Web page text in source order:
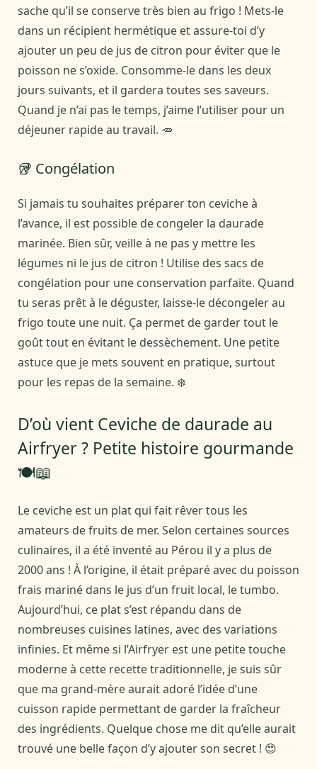
sache qu’il se conserve très bien au frigo ! Mets-le
dans un récipient hermétique et assure-toi d’y
ajouter un peu de jus de citron pour éviter que le
poisson ne s’oxide. Consomme-le dans les deux
jours suivants, et il gardera toutes ses saveurs.
Quand je n’ai pas le temps, j’aime l’utiliser pour un
déjeuner rapide au travail. 🥕
🥡 Congélation
Si jamais tu souhaites préparer ton ceviche à
l’avance, il est possible de congeler la daurade
marinée. Bien sûr, veille à ne pas y mettre les
légumes ni le jus de citron ! Utilise des sacs de
congélation pour une conservation parfaite. Quand
tu seras prêt à le déguster, laisse-le décongeler au
frigo toute une nuit. Ça permet de garder tout le
goût tout en évitant le dessèchement. Une petite
astuce que je mets souvent en pratique, surtout
pour les repas de la semaine. ❄️
D’où vient Ceviche de daurade au
Airfryer ? Petite histoire gourmande
🍽️📖
Le ceviche est un plat qui fait rêver tous les
amateurs de fruits de mer. Selon certaines sources
culinaires, il a été inventé au Pérou il y a plus de
2000 ans ! À l’origine, il était préparé avec du poisson
frais mariné dans le jus d’un fruit local, le tumbo.
Aujourd’hui, ce plat s’est répandu dans de
nombreuses cuisines latines, avec des variations
infinies. Et même si l’Airfryer est une petite touche
moderne à cette recette traditionnelle, je suis sûr
que ma grand-mère aurait adoré l’idée d’une
cuisson rapide permettant de garder la fraîcheur
des ingrédients. Quelque chose me dit qu’elle aurait
trouvé une belle façon d’y ajouter son secret ! 😍